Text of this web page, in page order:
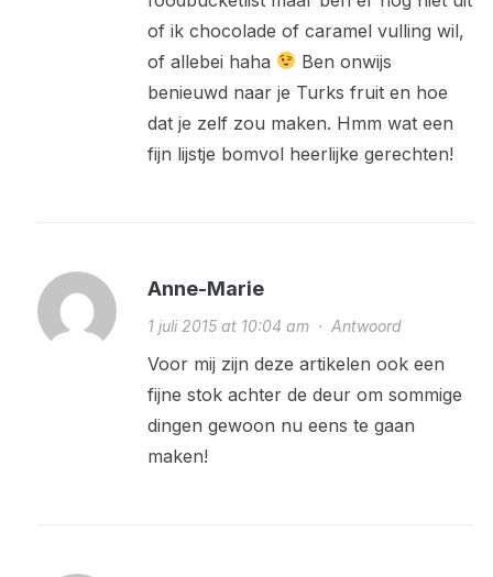
of ik chocolade of caramel vulling wil,
of allebei haha
Ben onwijs
benieuwd naar je Turks fruit en hoe
dat je zelf zou maken. Hmm wat een
fijn lijstje bomvol heerlijke gerechten!
Anne-Marie
1 juli 2015 at 10:04 am· Antwoord
Voor mij zijn deze artikelen ook een
fijne stok achter de deur om sommige
dingen gewoon nu eens te gaan
maken!